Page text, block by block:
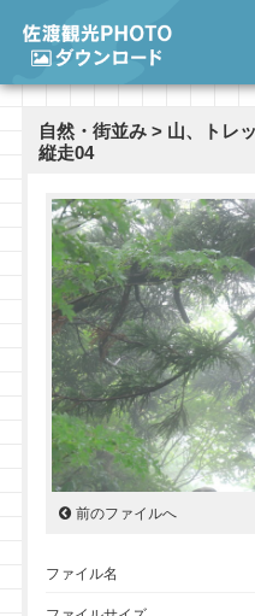
自然・街並み> 山、トレ
縦走04
前のファイルへ
ファイル名